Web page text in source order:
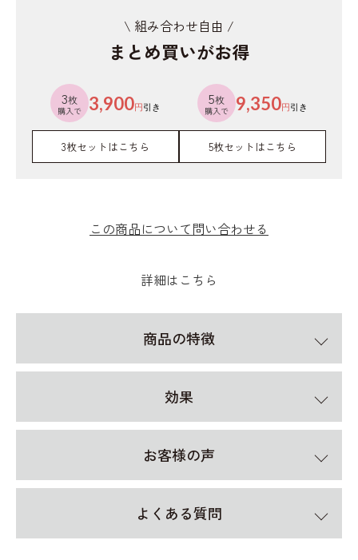
\ 組み合わせ自由 /
まとめ買いがお得
3枚
購入で 3,900円引き 5枚
購入で 9,350円引き
3枚セットはこちら 5枚セットはこちら
この商品について問い合わせる
詳細はこちら
商品の特徴
効果
お客様の声
よくある質問